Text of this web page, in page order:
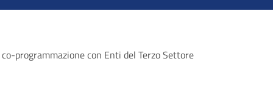
programmazione con Enti del Terzo Settore